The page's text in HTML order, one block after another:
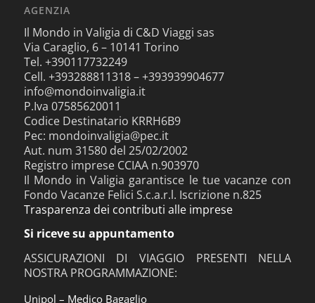
AGENZIA
Il Mondo in Valigia di C&D Viaggi sas
Via Caraglio, 6 – 10141 Torino
Tel. +390117732249
Cell. +393288811318 – +393939904677
info@mondoinvaligia.it
P.Iva 07585620011
Codice Destinatario KRRH6B9
Pec: mondoinvaligia@pec.it
Aut. num 31580 del 25/02/2002
Registro imprese CCIAA n.903970
Il Mondo in Valigia garantisce le tue vacanze con
Fondo Vacanze Felici S.c.a.r.l. Iscrizione n.825
Trasparenza dei contributi alle imprese
Si riceve su appuntamento
ASSICURAZIONI DI VIAGGIO PRESENTI NELLA
NOSTRA PROGRAMMAZIONE:
Unipol – Medico Bagaglio